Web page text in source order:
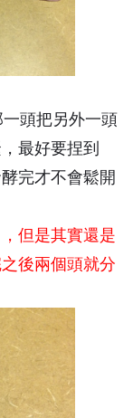
頭把另外一頭
最好要捏到
完才不會鬆開
但是其實還是
後兩個頭就分